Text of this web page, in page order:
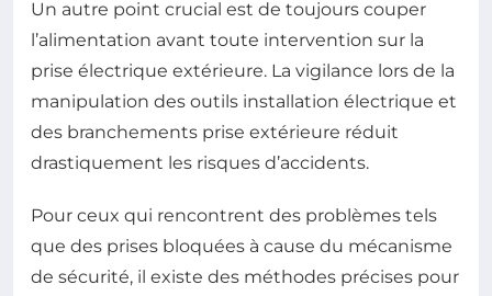
Un autre point crucial est de toujours couper
l’alimentation avant toute intervention sur la
prise électrique extérieure. La vigilance lors de la
manipulation des outils installation électrique et
des branchements prise extérieure réduit
drastiquement les risques d’accidents.
Pour ceux qui rencontrent des problèmes tels
que des prises bloquées à cause du mécanisme
de sécurité, il existe des méthodes précises pour